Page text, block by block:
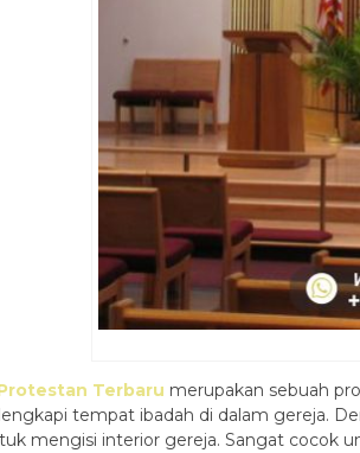
Terbaru merupakan sebuah
tempat ibadah di dalam gereja.
mengisi interior gereja. Sangat cocok